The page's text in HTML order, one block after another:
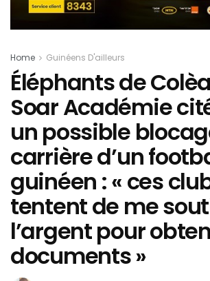
Home Guinéens D'ailleurs
Éléphants de
Soar Académie
un possible
carrière d’un
guinéen : « ces
tentent de me
l’argent pour
documents »